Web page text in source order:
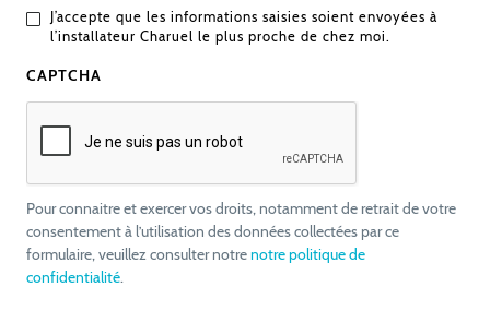
J’accepte que les informations saisies soient envoyées à
l’installateur Charuel le plus proche de chez moi.
CAPTCHA
Pour connaitre et exercer vos droits, notamment de retrait de votre
consentement à l’utilisation des données collectées par ce
formulaire, veuillez consulter notrenotre politique de
confidentialité.